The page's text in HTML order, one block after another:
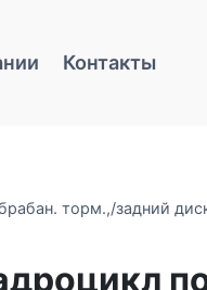
Контакты
торм.,/задний